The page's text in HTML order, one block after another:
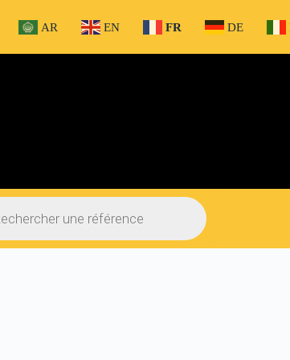
AR EN FR DE